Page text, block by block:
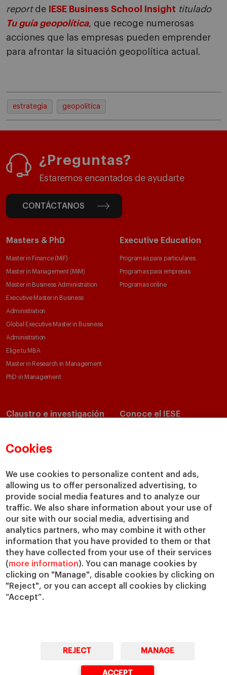
Cookies
We use cookies to personalize content and ads,
allowing us to offer personalized advertising, to
provide social media features and to analyze our
traffic. We also share information about your use of
our site with our social media, advertising and
analytics partners, who may combine it with other
information that you have provided to them or that
they have collected from your use of their services
(more information). You can manage cookies by
clicking on "Manage", disable cookies by clicking on
"Reject", or you can accept all cookies by clicking
“Accept”.
REJECT MANAGE
ACCEPT
reportde IESE Business School Insight titulado
Tu guía geopolítica, que recoge numerosas
acciones que las empresas pueden emprender
para afrontar la situación geopolítica actual.
estrategia geopolítica
¿Preguntas?
Estaremos encantados de ayudarte
CONTÁCTANOS
Masters & PhD
Master in Finance (MiF)
Master in Management (MiM)
Master in Business Administration
Executive Master in Business
Administration
Global Executive Master in Business
Administration
Elige tu MBA
Master in Research in Management
PhD in Management
Executive Education
Programas para particulares
Programas para empresas
Programas online
Claustro e investigación
Departamentos académicos
Cátedras
IESE Insight
IESE Publishing
Conoce el IESE
Nuestro impacto
Colabora con el IESE
Servicios
Biblioteca
Canal de Compliance
Capellanía
IESE Shop
Jobs @IESE
Préstamos y becas
© Copyright, 2026. IESE Business School | University of Navarra